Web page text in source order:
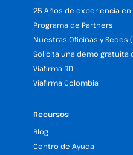
25 Años de experiencia
Programa de Partners
Nuestras Oficinas y Sedes
Solicita una demo gratuita
Viafirma RD
Viafirma Colombia
Recursos
Blog
Centro de Ayuda